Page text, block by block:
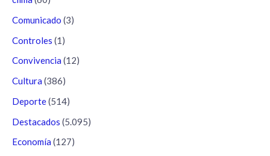
Comunicado (3)
Controles (1)
Convivencia (12)
Cultura (386)
Deporte(514)
Destacados (5.095)
Economía (127)